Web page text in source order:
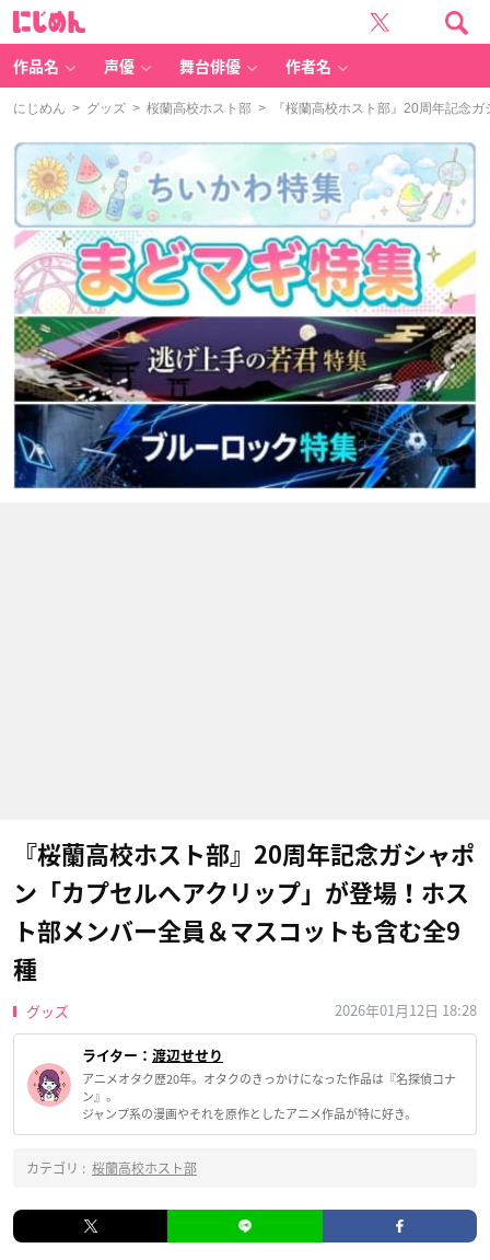
作品名 声優 舞台俳優 作者名
にじめん > グッズ > 桜蘭高校ホスト部 > 『桜蘭高校ホスト部』20周年記念ガ
『桜蘭高校ホスト部』20周年記念ガシャポ
ン「カプセルヘアクリップ」が登場！ホス
ト部メンバー全員＆マスコットも含む全9
種
グッズ 2026年01月12日 18:28
ライター： 渡辺せせり
アニメオタク歴20年。オタクのきっかけになった作品は『名探偵コナ
ン』。
ジャンプ系の漫画やそれを原作としたアニメ作品が特に好き。
カテゴリ : 桜蘭高校ホスト部